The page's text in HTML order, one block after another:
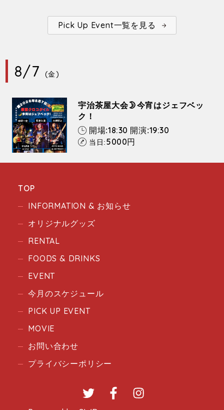
Pick Up Event一覧を見る
8/7 (金)
宇治茶屋大会🌛今宵はジェフベッ
ク！
開場:18:30 開演:19:30
当日:5000円
TOP
INFORMATION & お知らせ
オリジナルグッズ
RENTAL
FOODS & DRINKS
EVENT
今月のスケジュール
PICK UP EVENT
MOVIE
お問い合わせ
プライバシーポリシー
Twitter Facebook